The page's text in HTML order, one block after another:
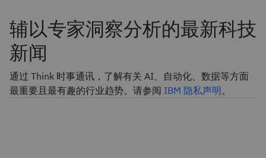
辅以专家洞察分析的最新科技
新闻
通过 Think 时事通讯，了解有关 AI、自动化、数据等方面
最重要且最有趣的行业趋势。请参阅 IBM 隐私声明。